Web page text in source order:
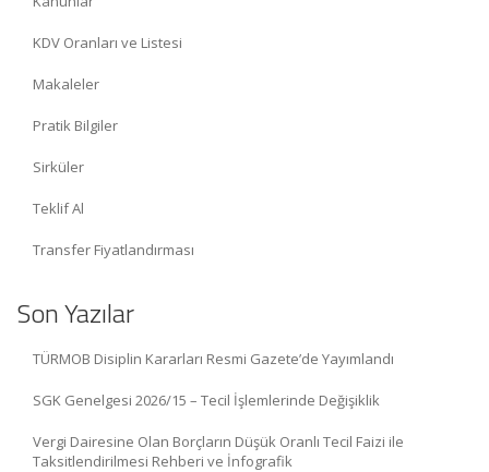
KDV Oranları ve Listesi
Makaleler
Pratik Bilgiler
Sirküler
Teklif Al
Transfer Fiyatlandırması
Son Yazılar
TÜRMOB Disiplin Kararları Resmi Gazete’de Yayımlandı
SGK Genelgesi 2026/15 – Tecil İşlemlerinde Değişiklik
Vergi Dairesine Olan Borçların Düşük Oranlı Tecil Faizi ile
Taksitlendirilmesi Rehberi ve İnfografik